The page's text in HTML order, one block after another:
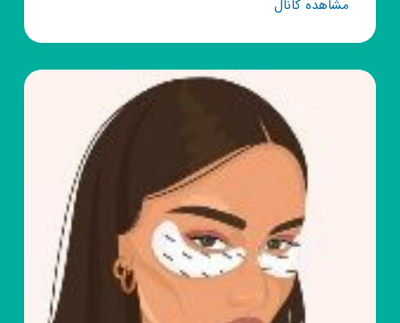
مشاهده کانال
🧵
بانوی
خلاق
⚘
🌼
👩‍🦰
گلدوزی
روبان
دوزی